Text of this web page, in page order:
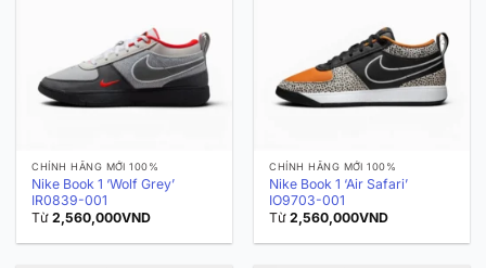
CHÍNH HÃNG MỚI 100%
Nike Book 1 ‘Wolf Grey’
IR0839-001
Từ2,560,000VND
CHÍNH HÃNG MỚI 100%
Nike Book 1 ‘Air Safari’
IO9703-001
Từ2,560,000VND